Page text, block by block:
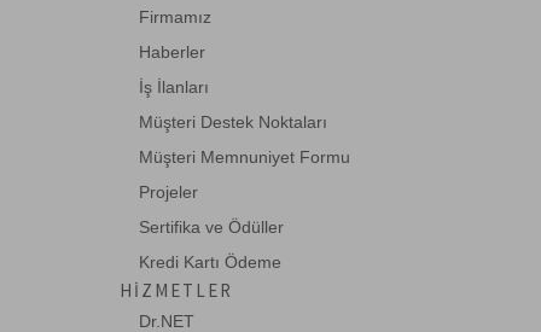
Firmamız
Haberler
İş İlanları
Müşteri Destek Noktaları
Müşteri Memnuniyet Formu
Projeler
Sertifika ve Ödüller
Kredi Kartı Ödeme
HIZMETLER
Dr.NET